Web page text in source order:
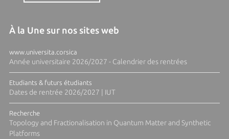
À la Une sur nos sites web
www.universita.corsica
Année universitaire 2026/2027 - Calendrier des rentrées
Etudiants & futurs étudiants
Dates de rentrée 2026/2027 | IUT
Recherche
Topology and Fractionalisation in Quantum Matter and Synthetic
Platforms